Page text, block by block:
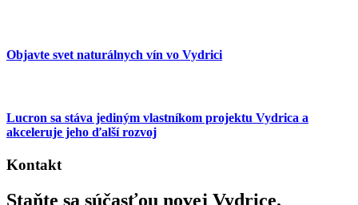
Objavte svet naturálnych vín vo Vydrici
Lucron sa stáva jediným vlastníkom projektu Vydrica a
akceleruje jeho ďalší rozvoj
Kontakt
Staňte sa súčasťou novej Vydrice.